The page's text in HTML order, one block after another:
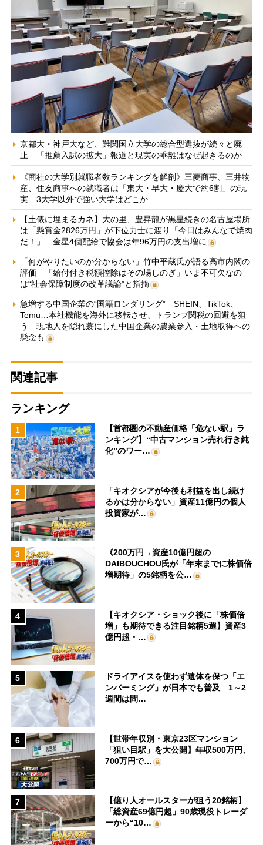
京都大・神戸大など、難関国立大学の総合型選抜が続々と廃
止 「推薦入試の拡大」報道と現実の乖離はなぜ起きるのか
《商社の大学別就職者数ランキングを解剖》三菱商事、三井物
産、住友商事への就職者は「東大・早大・慶大で約6割」の現
実 3大学以外で強い大学はどこか
【土俵に埋まるカネ】大の里、豊昇龍が黒星続きの名古屋場所
は「懸賞金2826万円」が下位力士に渡り「今日はみんなで焼肉
だ！」 金星4個配給で協会は年96万円の支出増に
「何がやりたいのか分からない」竹中平蔵氏が語る高市内閣の
評価 「給付付き税額控除はその場しのぎ」いま不可欠なの
は“社会保障制度の改革議論”と指摘
急増する中国企業の“国籍ロンダリング” SHEIN、TikTok、
Temu…本社機能を海外に移転させ、トランプ関税の回避を狙
う 現地人を隠れ蓑にした中国企業の農業参入・土地取得への
懸念も
関連記事
ランキング
1
【首都圏の不動産価格「危ない駅」ラ
ンキング】“中古マンション売れ行き鈍
化”のワー…
2
「キオクシアが今後も利益を出し続け
るかは分からない」資産11億円の個人
投資家が…
3
《200万円→資産10億円超の
DAIBOUCHOU氏が「年末までに株価倍
増期待」の5銘柄を公…
4
【キオクシア・ショック後に「株価倍
増」も期待できる注目銘柄5選】資産3
億円超・…
5
ドライアイスを使わず遺体を保つ「エ
ンバーミング」が日本でも普及 1～2
週間は問…
6
【世帯年収別・東京23区マンション
「狙い目駅」を大公開】年収500万円、
700万円で…
7
【億り人オールスターが狙う20銘柄】
「総資産69億円超」90歳現役トレーダ
ーから“10…